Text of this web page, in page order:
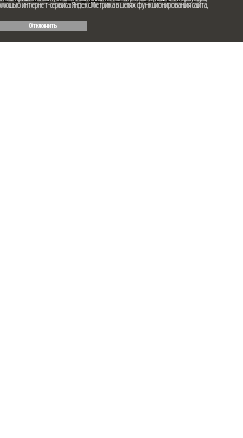
интернет-сервиса Яндекс.Метрика в целях функционирования сайта,
Отклонить